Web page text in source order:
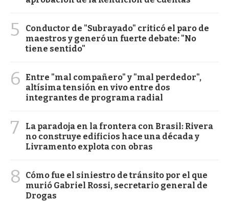
5
Conductor de "Subrayado" criticó el paro de
maestros y generó un fuerte debate: "No
tiene sentido"
6
Entre "mal compañero" y "mal perdedor",
altísima tensión en vivo entre dos
integrantes de programa radial
7
La paradoja en la frontera con Brasil: Rivera
no construye edificios hace una década y
Livramento explota con obras
8
Cómo fue el siniestro de tránsito por el que
murió Gabriel Rossi, secretario general de
Drogas